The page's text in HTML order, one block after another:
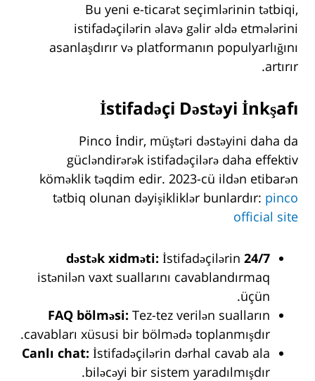
Bu yeni e-ticarət seçimlərinin tətbiqi,
istifadəçilərin əlavə gəlir əldə etmələrini
asanlaşdırır və platformanın populyarlığını
artırır.
İstifadəçi Dəstəyi İnkşafı
Pinco İndir, müştəri dəstəyini daha da
gücləndirərək istifadəçilərə daha effektiv
köməklik təqdim edir. 2023-cü ildən etibarən
tətbiq olunan dəyişikliklər bunlardır: pinco
official site
24/7 dəstək xidməti:
İstifadəçilərin
istənilən vaxt suallarını cavablandırmaq
üçün.
FAQ bölməsi: Tez-tez verilən sualların
cavabları xüsusi bir bölmədə toplanmışdır.
Canlı chat: İstifadəçilərin dərhal cavab ala
biləcəyi bir sistem yaradılmışdır.